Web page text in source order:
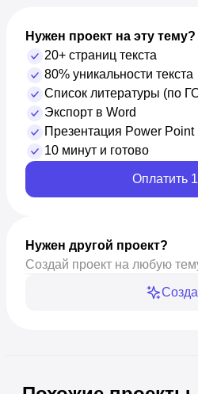
Нужен проект на эту тему?
20+ страниц текста
80% уникальности текста
Список литературы (по
Экспорт в Word
Презентация Power Point
10 минут и готово
Оплатить
Нужен другой проект?
Создай проект на любую